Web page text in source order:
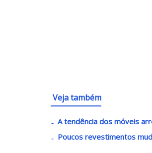
Veja também
A tendência dos móveis
Poucos revestimentos